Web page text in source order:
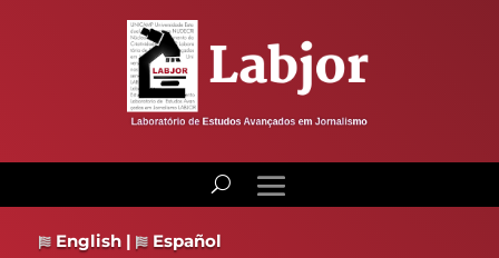
English |
Español